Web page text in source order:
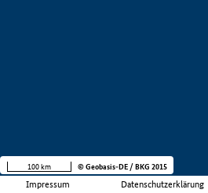
Impressum Datenschutzerklärung
100 km © Geobasis-DE / BKG 2015